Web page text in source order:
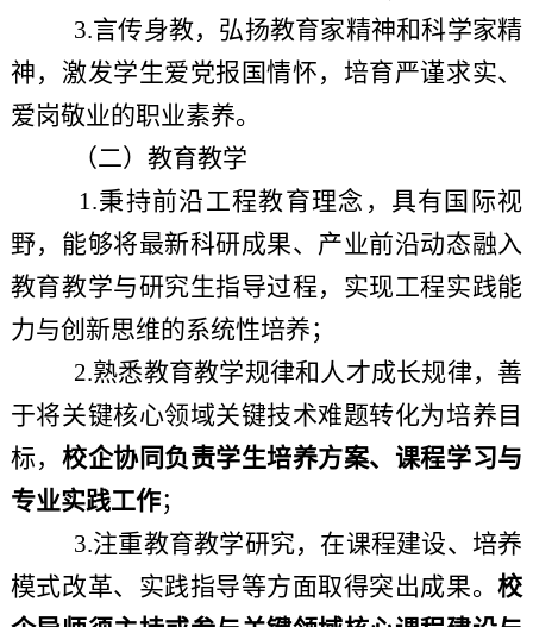
3.言传身教，弘扬教育家精神和科学家精
神，激发学生爱党报国情怀，培育严谨求实、
爱岗敬业的职业素养。
（二）教育教学
1.秉持前沿工程教育理念，具有国际视
野，能够将最新科研成果、产业前沿动态融入
教育教学与研究生指导过程，实现工程实践能
力与创新思维的系统性培养；
2.熟悉教育教学规律和人才成长规律，善
于将关键核心领域关键技术难题转化为培养目
标，校企协同负责学生培养方案、课程学习与
专业实践工作；
3.注重教育教学研究，在课程建设、培养
模式改革、实践指导等方面取得突出成果。校